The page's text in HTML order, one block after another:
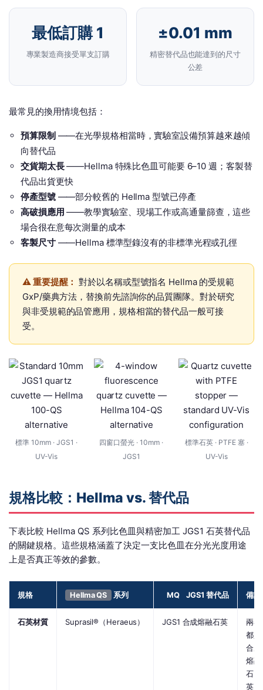
最低訂購 1
專業製造商接受單支訂購
±0.01 mm
精密替代品也能達到的尺寸
公差
最常見的換用情境包括：
預算限制——在光學規格相當時，實驗室設備預算越來越傾
向替代品
交貨期太長——Hellma 特殊比色皿可能要 6–10 週；客製替
代品出貨更快
停產型號——部分較舊的 Hellma 型號已停產
高破損應用 ——教學實驗室、現場工作或高通量篩查，這些
場合很在意每次測量的成本
客製尺寸——Hellma 標準型錄沒有的非標準光程或孔徑
⚠️ 重要提醒： 對於以名稱或型號指名 Hellma 的受規範
GxP/藥典方法，替換前先諮詢你的品質團隊。對於研究
與非受規範的品管應用，規格相當的替代品一般可接
受。
標準 10mm · JGS1 ·
UV-Vis
四窗口螢光 · 10mm ·
JGS1
標準石英 · PTFE 塞 ·
UV-Vis
規格比較：Hellma vs. 替代品
下表比較 Hellma QS 系列比色皿與精密加工 JGS1 石英替代品
的關鍵規格。這些規格涵蓋了決定一支比色皿在分光光度用途
上是否真正等效的參數。
規格 Hellma QS 系列 MQ JGS1 替代品 備註
石英材質 Suprasil®（Heraeus） JGS1 合成熔融石英
兩者
都是
合成
熔融
石
英；